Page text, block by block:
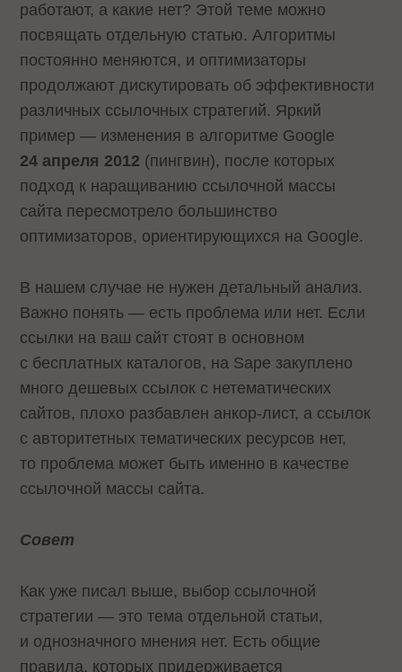
работают, а какие нет? Этой теме можно
посвящать отдельную статью. Алгоритмы
постоянно меняются, и оптимизаторы
продолжают дискутировать об эффективности
различных ссылочных стратегий. Яркий
пример — изменения в алгоритме Google
24 апреля 2012 (пингвин), после которых
подход к наращиванию ссылочной массы
сайта пересмотрело большинство
оптимизаторов, ориентирующихся на Google.
В нашем случае не нужен детальный анализ.
Важно понять — есть проблема или нет. Если
ссылки на ваш сайт стоят в основном
с бесплатных каталогов, на Sape закуплено
много дешевых ссылок с нетематических
сайтов, плохо разбавлен анкор-лист, а ссылок
с авторитетных тематических ресурсов нет,
то проблема может быть именно в качестве
ссылочной массы сайта.
Совет
Как уже писал выше, выбор ссылочной
стратегии — это тема отдельной статьи,
и однозначного мнения нет. Есть общие
правила, которых придерживается